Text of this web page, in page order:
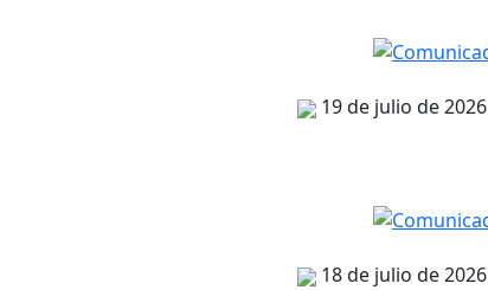
19 de julio de 2026
18 de julio de 2026